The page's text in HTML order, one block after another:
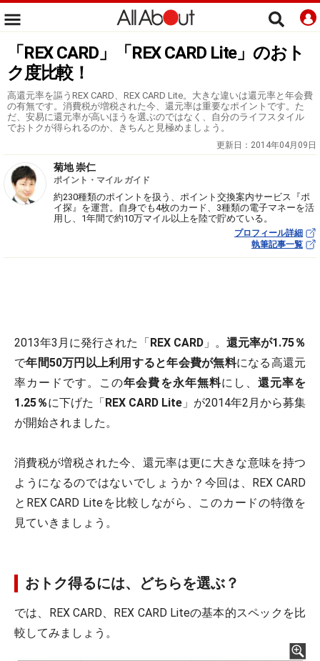
「REX CARD」「REX CARD Lite」のおト
ク度比較！
高還元率を謳うREX CARD、REX CARD Lite。大きな違いは還元率と年会費
の有無です。消費税が増税された今、還元率は重要なポイントです。た
だ、安易に還元率が高いほうを選ぶのではなく、自分のライフスタイル
でおトクが得られるのか、きちんと見極めましょう。
更新日： 2014年04月09日
菊地 崇仁
ポイント・マイル ガイド
約230種類のポイントを扱う、ポイント交換案内サービス『ポ
イ探』を運営。自身でも4枚のカード、3種類の電子マネーを活
用し、1年間で約10万マイル以上を陸で貯めている。
プロフィール詳細
執筆記事一覧
2013年3月に発行された「REX CARD」。 還元率が1.75％
で年間50万円以上利用すると年会費が無料になる高還元
率カードです。この年会費を永年無料にし、 還元率を
1.25％に下げた「REX CARD Lite 」が2014年2月から募集
が開始されました。
消費税が増税された今、還元率は更に大きな意味を持つ
ようになるのではないでしょうか？今回は、REX CARD
とREX CARD Liteを比較しながら、このカードの特徴を
見ていきましょう。
おトク得るには、どちらを選ぶ？
では、REX CARD、REX CARD Liteの基本的スペックを比
較してみましょう。